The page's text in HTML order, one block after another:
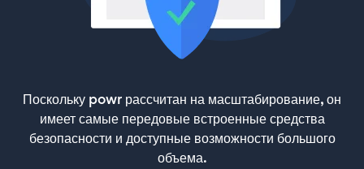
Поскольку powr рассчитан на масштабирование, он
имеет самые передовые встроенные средства
безопасности и доступные возможности большого
объема.